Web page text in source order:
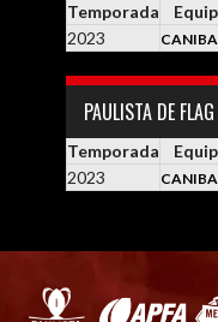
Temporada
2023
PAULISTA DE
Temporada
2023